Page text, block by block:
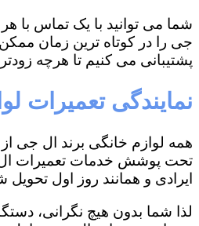
شما می توانید با یک تماس با
جی را در کوتاه ترین زمان
پشتیبانی می کنیم تا هرچه
نمایندگی تعمیرات
همه لوازم خانگی برند ال جی
تحت پوشش خدمات تعمیرات ال
ایرادی و همانند روز اول
لذا شما بدون هیچ نگرانی،